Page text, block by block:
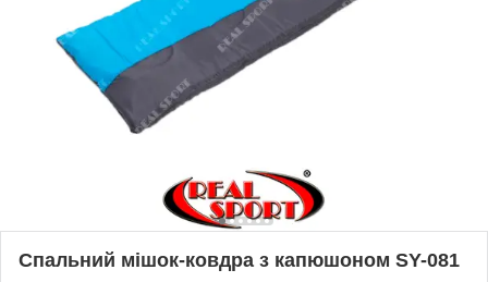
Спальний мішок-ковдра з капюшоном SY-081